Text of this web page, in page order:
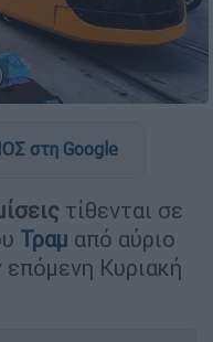
στη Google
τίθενται σε
Τραμ από αύριο
Κυριακή